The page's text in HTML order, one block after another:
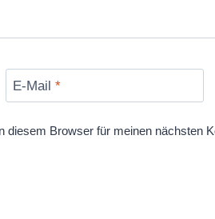
E-Mail *
diesem Browser für meinen nächsten